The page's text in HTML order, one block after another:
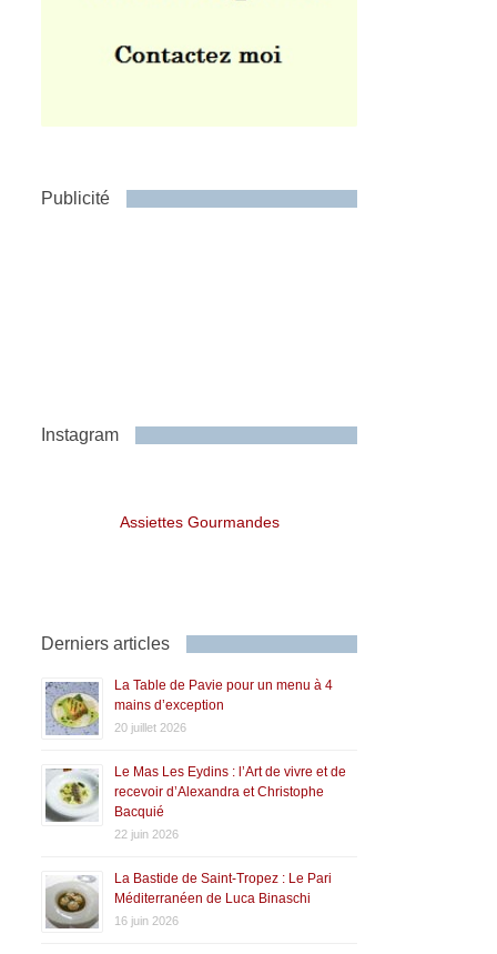
Publicité
Instagram
Assiettes Gourmandes
Derniers articles
La Table de Pavie pour un menu à 4
mains d’exception
20 juillet 2026
Le Mas Les Eydins : l’Art de vivre et de
recevoir d’Alexandra et Christophe
Bacquié
22 juin 2026
La Bastide de Saint-Tropez : Le Pari
Méditerranéen de Luca Binaschi
16 juin 2026